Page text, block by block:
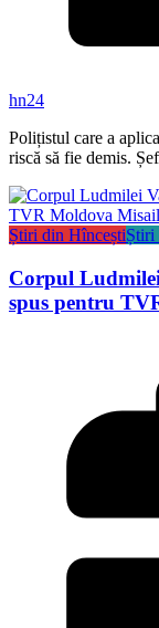
hn24
Polițistul care a
riscă să fie demis.
Știri din HînceștiȘtiri
Corpul
spus pentru